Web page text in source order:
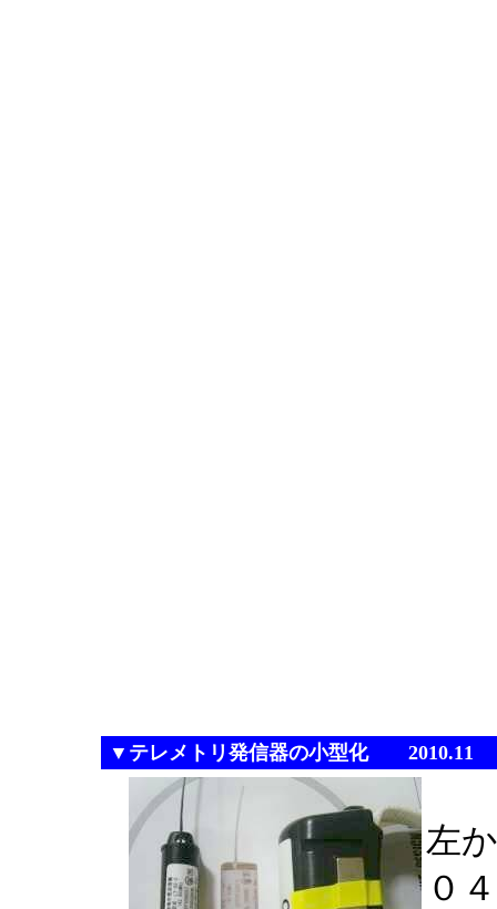
▼テレメトリ発信器の小型化 2010.11
左
０